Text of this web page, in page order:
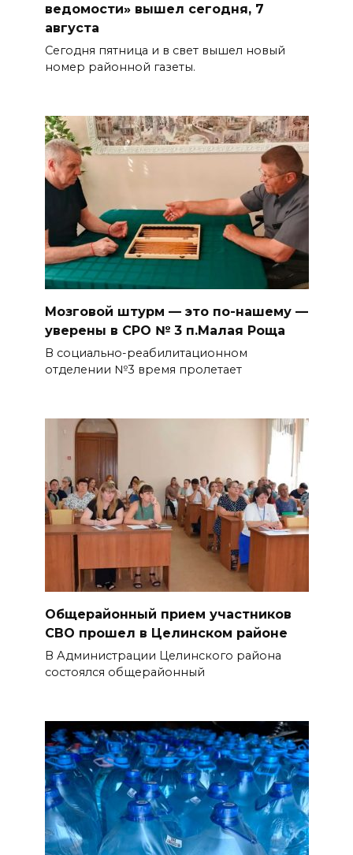
ведомости» вышел сегодня, 7
августа
Сегодня пятница и в свет вышел новый
номер районной газеты.
Мозговой штурм — это по-нашему —
уверены в СРО № 3 п.Малая Роща
В социально-реабилитационном
отделении №3 время пролетает
Общерайонный прием участников
СВО прошел в Целинском районе
В Администрации Целинского района
состоялся общерайонный